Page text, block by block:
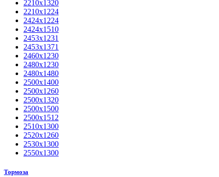
2210x1320
2210х1224
2424х1224
2424х1510
2453х1231
2453х1371
2460х1230
2480х1230
2480х1480
2500x1400
2500х1260
2500х1320
2500х1500
2500х1512
2510х1300
2520х1260
2530х1300
2550х1300
Тормоза